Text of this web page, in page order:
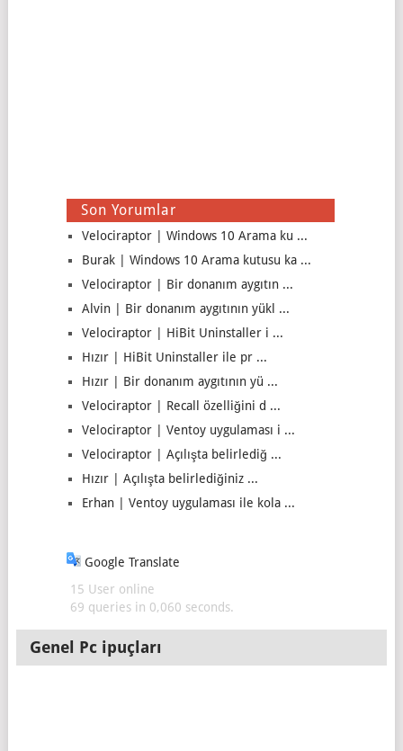
Son Yorumlar
Velociraptor | Windows 10 Arama ku ...
Burak | Windows 10 Arama kutusu ka ...
Velociraptor | Bir donanım aygıtın ...
Alvin | Bir donanım aygıtının yükl ...
Velociraptor | HiBit Uninstaller i ...
Hızır | HiBit Uninstaller ile pr ...
Hızır | Bir donanım aygıtının yü ...
Velociraptor | Recall özelliğini d ...
Velociraptor | Ventoy uygulaması i ...
Velociraptor | Açılışta belirlediğ ...
Hızır | Açılışta belirlediğiniz ...
Erhan | Ventoy uygulaması ile kola ...
Google Translate
15 User online
69 queries in 0,060 seconds.
Genel Pc ipuçları